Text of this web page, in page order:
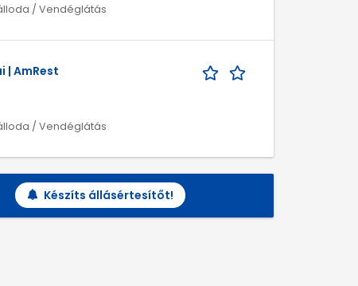
/ Vendéglátás
| AmRest
/ Vendéglátás
Készíts állásértesítőt!